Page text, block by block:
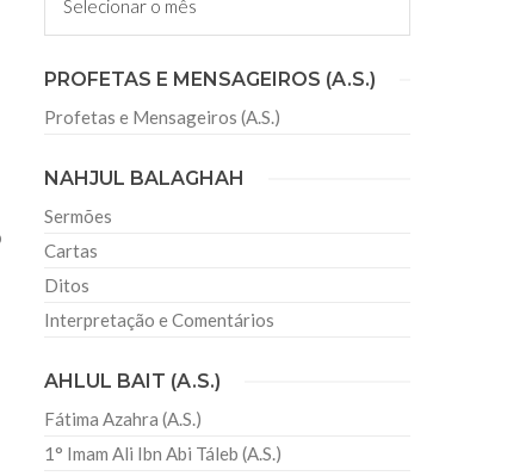
e irmãs um novo
recebe o ex-ministro das
o Centro Islâmico no Brasil recebeu em sua
das Relações Exteriores da República Islâmica
se visitando
PROFETAS E MENSAGEIROS (A.S.)
Profetas e Mensageiros (A.S.)
NAHJUL BALAGHAH
Sermões
Cartas
Ditos
Interpretação e Comentários
AHLUL BAIT (A.S.)
Fátima Azahra (A.S.)
1° Imam Ali Ibn Abi Táleb (A.S.)